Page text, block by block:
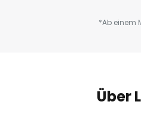
*Ab einem
Über